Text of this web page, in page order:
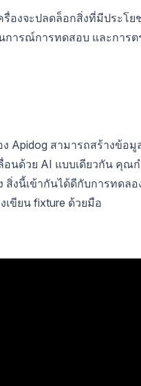
งจะปลดล็อกสิ่งที่มีประโยช
การณ์การทดสอบ และการ
Apidog สามารถสร้างข้อ
นด้วย AI แบบเดียวกัน คุณ
งนี้เข้ากันได้ดีกับการทดลอ
ขียน fixture ด้วยมือ